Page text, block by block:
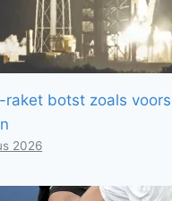
raket botst zoals
2026